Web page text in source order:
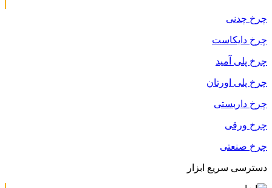
چرخ چدنی
چرخ دایکاست
چرخ پلی آمید
چرخ پلی اورتان
چرخ داربستی
چرخ ورقی
چرخ صنعتی
دسترسی سریع ابزار